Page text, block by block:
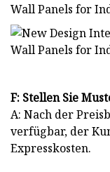
F: Stellen Sie
A: Nach der
verfügbar, der
Expresskosten.